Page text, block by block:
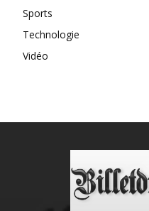
Sports
Technologie
Vidéo